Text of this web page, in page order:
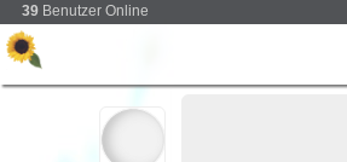
39 Benutzer Online